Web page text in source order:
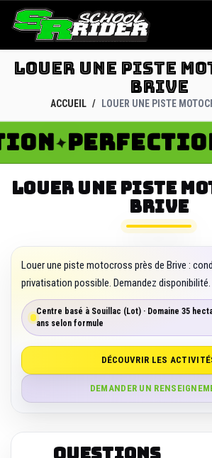
LOUER UNE PISTE
BRIVE
ACCUEIL LOUER UNE PISTE
✦
LOUER UNE PISTE
BRIVE
Louer une piste motocross près de Brive :
privatisation possible. Demandez disponibilité.
Centre basé à Souillac (Lot) · Domaine 35
ans selon formule
DÉCOUVRIR LES
DEMANDER UN